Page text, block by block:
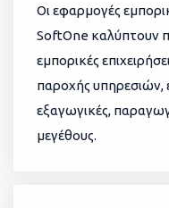
Οι εφαρμογές
SoftOne καλύπτουν
εμπορικές
παροχής υπηρεσιών,
εξαγωγικές,
μεγέθους.